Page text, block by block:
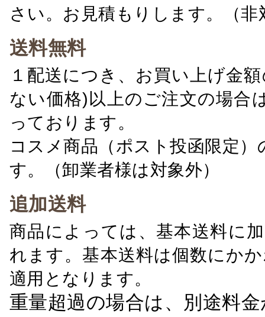
さい。お見積もりします。（非
送料無料
１配送につき、お買い上げ金
ない価格)以上のご注文の場合
っております。
コスメ商品（ポスト投函限定
す。（卸業者様は対象外）
追加送料
商品によっては、基本送料に
れます。基本送料は個数にか
適用となります。
重量超過の場合は、別途料